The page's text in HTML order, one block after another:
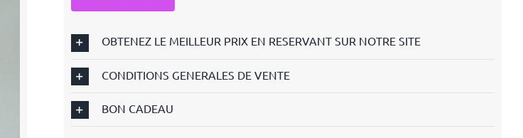
OBTENEZ LE MEILLEUR PRIX EN RESERVANT SUR NOTRE SITE
CONDITIONS GENERALES DE VENTE
BON CADEAU